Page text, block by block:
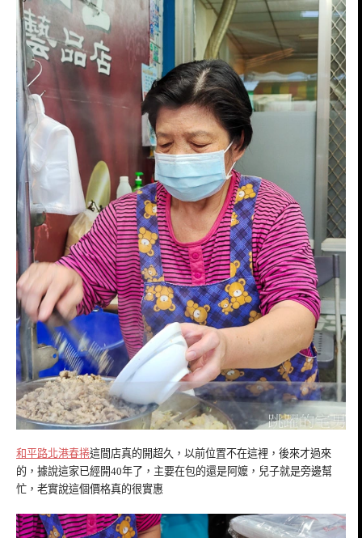
和平路北港春捲這間店真的開超久，以前位置不在這裡，後來才過來
的，據說這家已經開40年了，主要在包的還是阿嬤，兒子就是旁邊幫
忙，老實說這個價格真的很實惠